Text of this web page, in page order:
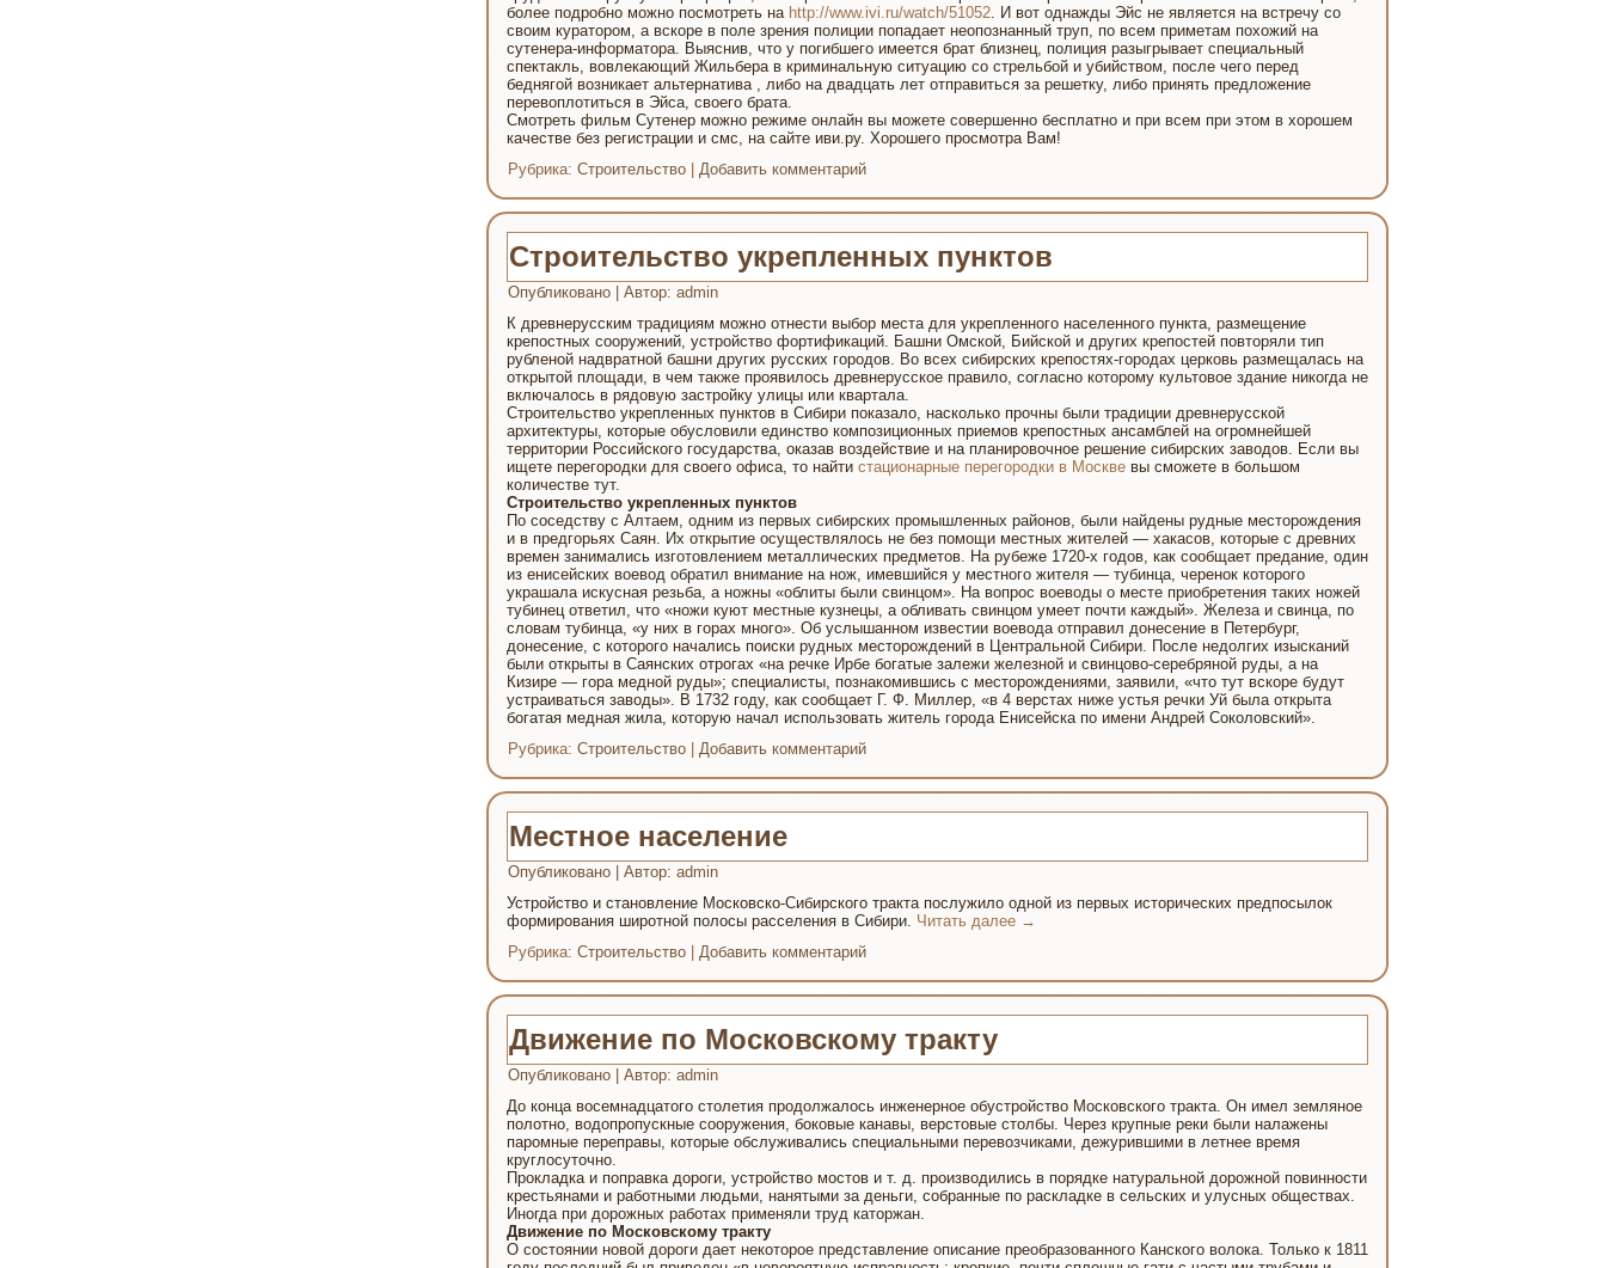
более подробно можно посмотреть на http://www.ivi.ru/watch/51052. И вот однажды Эйс не является на встречу со
своим куратором, а вскоре в поле зрения полиции попадает неопознанный труп, по всем приметам похожий на
сутенера-информатора. Выяснив, что у погибшего имеется брат близнец, полиция разыгрывает специальный
спектакль, вовлекающий Жильбера в криминальную ситуацию со стрельбой и убийством, после чего перед
беднягой возникает альтернатива , либо на двадцать лет отправиться за решетку, либо принять предложение
перевоплотиться в Эйса, своего брата.
Смотреть фильм Сутенер можно режиме онлайн вы можете совершенно бесплатно и при всем при этом в хорошем
качестве без регистрации и смс, на сайте иви.ру. Хорошего просмотра Вам!
Рубрика: Строительство Добавить комментарий
Строительство укрепленных пунктов
Опубликовано Автор: admin
К древнерусским традициям можно отнести выбор места для укрепленного населенного пункта, размещение
крепостных сооружений, устройство фортификаций. Башни Омской, Бийской и других крепостей повторяли тип
рубленой надвратной башни других русских городов. Во всех сибирских крепостях-городах церковь размещалась на
открытой площади, в чем также проявилось древнерусское правило, согласно которому культовое здание никогда не
включалось в рядовую застройку улицы или квартала.
Строительство укрепленных пунктов в Сибири показало, насколько прочны были традиции древнерусской
архитектуры, которые обусловили единство композиционных приемов крепостных ансамблей на огромнейшей
территории Российского государства, оказав воздействие и на планировочное решение сибирских заводов. Если вы
ищете перегородки для своего офиса, то найти стационарные перегородки в Москве вы сможете в большом
количестве тут.
Строительство укрепленных пунктов
По соседству с Алтаем, одним из первых сибирских промышленных районов, были найдены рудные месторождения
и в предгорьях Саян. Их открытие осуществлялось не без помощи местных жителей — хакасов, которые с древних
времен занимались изготовлением металлических предметов. На рубеже 1720-х годов, как сообщает предание, один
из енисейских воевод обратил внимание на нож, имевшийся у местного жителя — тубинца, черенок которого
украшала искусная резьба, а ножны «облиты были свинцом». На вопрос воеводы о месте приобретения таких ножей
тубинец ответил, что «ножи куют местные кузнецы, а обливать свинцом умеет почти каждый». Железа и свинца, по
словам тубинца, «у них в горах много». Об услышанном известии воевода отправил донесение в Петербург,
донесение, с которого начались поиски рудных месторождений в Центральной Сибири. После недолгих изысканий
были открыты в Саянских отрогах «на речке Ирбе богатые залежи железной и свинцово-серебряной руды, а на
Кизире — гора медной руды»; специалисты, познакомившись с месторождениями, заявили, «что тут вскоре будут
устраиваться заводы». В 1732 году, как сообщает Г. Ф. Миллер, «в 4 верстах ниже устья речки Уй была открыта
богатая медная жила, которую начал использовать житель города Енисейска по имени Андрей Соколовский».
Рубрика: Строительство Добавить комментарий
Местное население
Опубликовано Автор: admin
Устройство и становление Московско-Сибирского тракта послужило одной из первых исторических предпосылок
формирования широтной полосы расселения в Сибири. Читать далее →
Рубрика: Строительство Добавить комментарий
Движение по Московскому тракту
Опубликовано Автор: admin
До конца восемнадцатого столетия продолжалось инженерное обустройство Московского тракта. Он имел земляное
полотно, водопропускные сооружения, боковые канавы, верстовые столбы. Через крупные реки были налажены
паромные переправы, которые обслуживались специальными перевозчиками, дежурившими в летнее время
круглосуточно.
Прокладка и поправка дороги, устройство мостов и т. д. производились в порядке натуральной дорожной повинности
крестьянами и работными людьми, нанятыми за деньги, собранные по раскладке в сельских и улусных обществах.
Иногда при дорожных работах применяли труд каторжан.
Движение по Московскому тракту
О состоянии новой дороги дает некоторое представление описание преобразованного Канского волока. Только к 1811